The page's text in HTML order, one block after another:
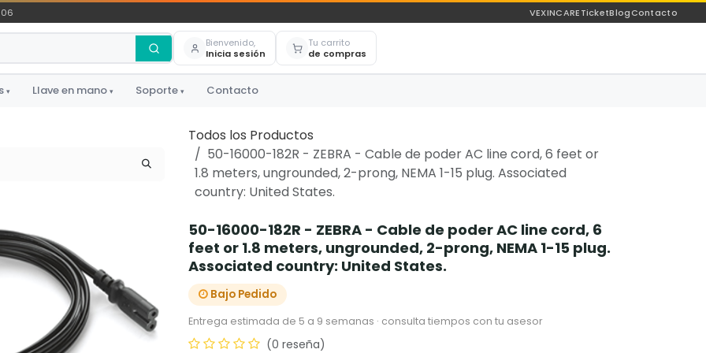
VEXINCARETicketBlogContacto
Bienvenido,
Inicia sesión
Tu carrito
de compras
▾ Llave en mano ▾ Soporte ▾ Contacto
Todos los Productos
50-16000-182R - ZEBRA - Cable de poder AC line cord, 6 feet or
1.8 meters, ungrounded, 2-prong, NEMA 1-15 plug. Associated
country: United States.
50-16000-182R - ZEBRA - Cable de poder AC line cord, 6
feet or 1.8 meters, ungrounded, 2-prong, NEMA 1-15 plug.
Associated country: United States.
Bajo Pedido
Entrega estimada de 5 a 9 semanas · consulta tiempos con tu asesor
(0 reseña)